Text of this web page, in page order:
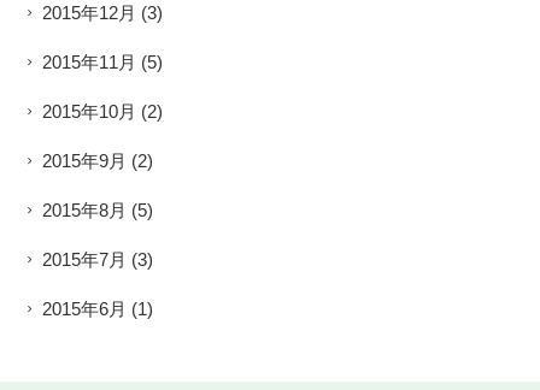
2015年12月 (3)
2015年11月 (5)
2015年10月 (2)
2015年9月 (2)
2015年8月 (5)
2015年7月 (3)
2015年6月 (1)